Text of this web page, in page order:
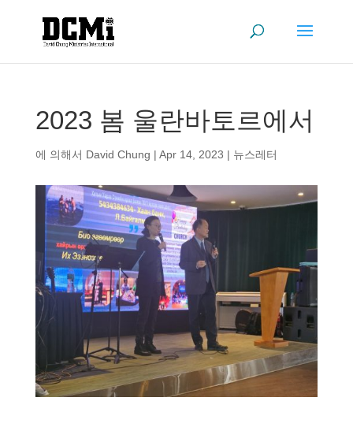
2023 봄 울란바토르에서
에 의해서 David Chung | Apr 14, 2023 | 뉴스레터